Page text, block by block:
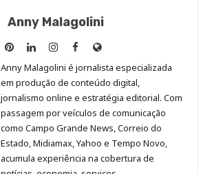
Anny Malagolini
Anny
Malagolini
no
Pinterest
Anny
Malagolini
no
LinkedIn
Anny
Malagolini
no
Instagram
Anny
Malagolini
no
Facebook
Site
de
Anny
Malagolini
Anny Malagolini é jornalista especializada
em produção de conteúdo digital,
jornalismo online e estratégia editorial. Com
passagem por veículos de comunicação
como Campo Grande News, Correio do
Estado, Midiamax, Yahoo e Tempo Novo,
acumula experiência na cobertura de